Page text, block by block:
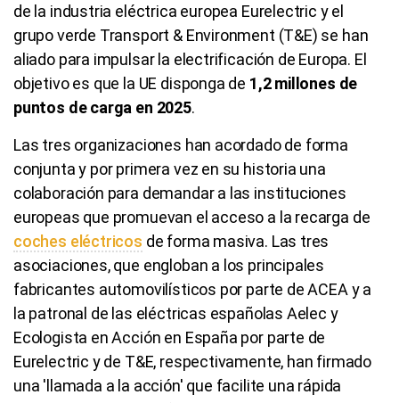
de la industria eléctrica europea Eurelectric y el
grupo verde Transport & Environment (T&E) se han
aliado para impulsar la electrificación de Europa. El
objetivo es que la UE disponga de 1,2 millones de
puntos de carga en 2025.
Las tres organizaciones han acordado de forma
conjunta y por primera vez en su historia una
colaboración para demandar a las instituciones
europeas que promuevan el acceso a la recarga de
coches eléctricos de forma masiva. Las tres
asociaciones, que engloban a los principales
fabricantes automovilísticos por parte de ACEA y a
la patronal de las eléctricas españolas Aelec y
Ecologista en Acción en España por parte de
Eurelectric y de T&E, respectivamente, han firmado
una 'llamada a la acción' que facilite una rápida